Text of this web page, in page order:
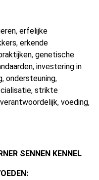
, erfelijke
, erkende
, genetische
, investering in
, ondersteuning,
, strikte
verantwoordelijk, voeding,
SENNEN KENNEL